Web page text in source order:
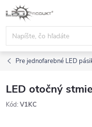
Prejsť
na
obsah
Pre jednofarebné LED
LED otočný
Kód: V1KC